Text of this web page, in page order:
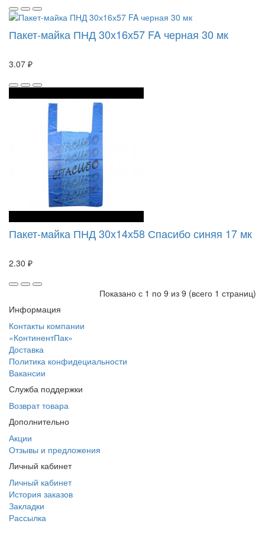
Пакет-майка ПНД 30х16х57 FA черная 30 мк
3.07 ₽
Пакет-майка ПНД 30х14х58 Спасибо синяя 17 мк
2.30 ₽
Показано с 1 по 9 из 9 (всего 1 страниц)
Информация
Контакты компании
«КонтинентПак»
Доставка
Политика конфидециальности
Вакансии
Служба поддержки
Возврат товара
Дополнительно
Акции
Отзывы и предложения
Личный кабинет
Личный кабинет
История заказов
Закладки
Рассылка